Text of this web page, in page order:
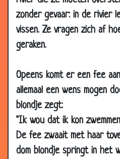
zonder gevaar: in de rivier
vissen. Ze vragen zich af
geraken.
Opeens komt er een fee
allemaal een wens mogen
blondje zegt:
"Ik wou dat ik kon
De fee zwaait met haar
dom blondje springt in het
11 Feb 2003
Tokio
08 Feb 2003 Domme blondjes
07 Feb 2003
01 Feb 2003
01 Feb 2003
IJsblokjes
31 Jan 2003
Pleisters
31 Jan 2003
Bibliotheek
31 Jan 2003
WC